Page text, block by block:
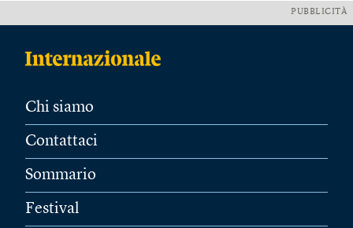
PUBBLICITÀ
Chi siamo
Contattaci
Sommario
Festival